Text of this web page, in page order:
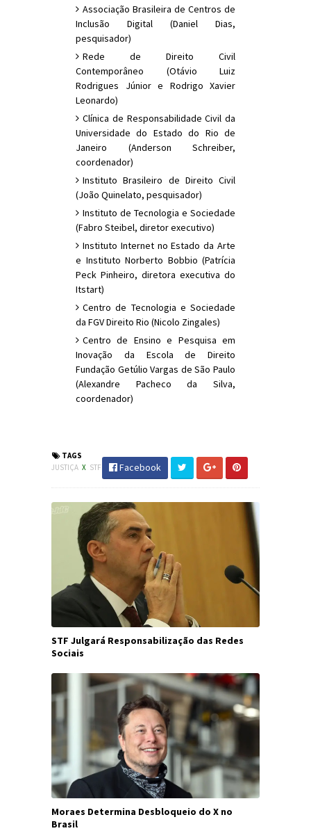
Associação Brasileira de Centros de
Inclusão Digital (Daniel Dias,
pesquisador)
Rede de Direito Civil
Contemporâneo (Otávio Luiz
Rodrigues Júnior e Rodrigo Xavier
Leonardo)
Clínica de Responsabilidade Civil da
Universidade do Estado do Rio de
Janeiro (Anderson Schreiber,
coordenador)
Instituto Brasileiro de Direito Civil
(João Quinelato, pesquisador)
Instituto de Tecnologia e Sociedade
(Fabro Steibel, diretor executivo)
Instituto Internet no Estado da Arte
e Instituto Norberto Bobbio (Patrícia
Peck Pinheiro, diretora executiva do
Itstart)
Centro de Tecnologia e Sociedade
da FGV Direito Rio (Nicolo Zingales)
Centro de Ensino e Pesquisa em
Inovação da Escola de Direito
Fundação Getúlio Vargas de São Paulo
(Alexandre Pacheco da Silva,
coordenador)
TAGS
JUSTIÇA X STF Facebook
STF Julgará Responsabilização das Redes
Sociais
Moraes Determina Desbloqueio do X no
Brasil